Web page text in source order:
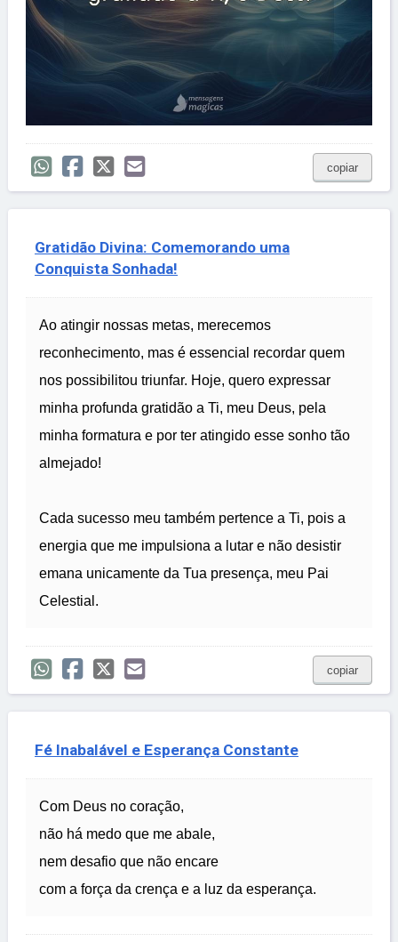
copiar
Gratidão Divina: Comemorando uma
Conquista Sonhada!
Ao atingir nossas metas, merecemos
reconhecimento, mas é essencial recordar quem
nos possibilitou triunfar. Hoje, quero expressar
minha profunda gratidão a Ti, meu Deus, pela
minha formatura e por ter atingido esse sonho tão
almejado!
Cada sucesso meu também pertence a Ti, pois a
energia que me impulsiona a lutar e não desistir
emana unicamente da Tua presença, meu Pai
Celestial.
copiar
Fé Inabalável e Esperança Constante
Com Deus no coração,
não há medo que me abale,
nem desafio que não encare
com a força da crença e a luz da esperança.